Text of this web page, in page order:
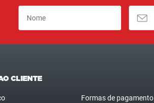
CLIENTE
Formas de pagamento